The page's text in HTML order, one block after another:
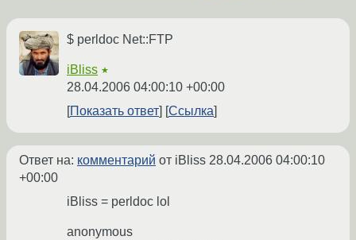
$ perldoc Net::FTP
iBliss ★
28.04.2006 04:00:10 +00:00
Показать ответ
Ссылка
Ответ на: комментарий от iBliss 28.04.2006 04:00:10
+00:00
iBliss = perldoc lol
anonymous